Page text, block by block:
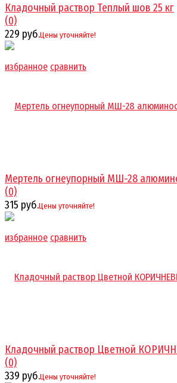
избранное сравнить
Кладочный раствор Теплый шов 25 кг
(0)
229 руб.Цены уточняйте!
избранное сравнить
Мертель огнеупорный МШ-28
(0)
315 руб.Цены уточняйте!
Кладочный раствор Цветной
(0)
339 руб.Цены уточняйте!